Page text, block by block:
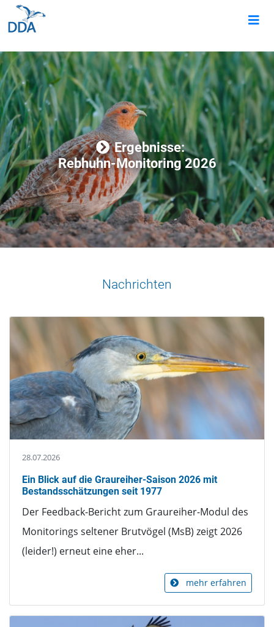
Ergebnisse:
Rebhuhn-Monitoring 2026
Nachrichten
28.07.2026
Ein Blick auf die Graureiher-Saison 2026 mit
Bestandsschätzungen seit 1977
Der Feedback-Bericht zum Graureiher-Modul des
Monitorings seltener Brutvögel (MsB) zeigt 2026
(leider!) erneut eine eher...
mehr erfahren